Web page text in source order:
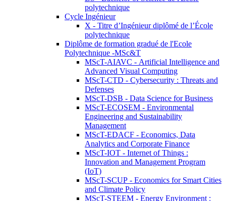
polytechnique
Cycle Ingénieur
X - Titre d’Ingénieur diplômé de l’École
polytechnique
Diplôme de formation gradué de l'Ecole
Polytechnique -MSc&T
MScT-AIAVC - Artificial Intelligence and
Advanced Visual Computing
MScT-CTD - Cybersecurity : Threats and
Defenses
MScT-DSB - Data Science for Business
MScT-ECOSEM - Environmental
Engineering and Sustainability
Management
MScT-EDACF - Economics, Data
Analytics and Corporate Finance
MScT-IOT - Internet of Things :
Innovation and Management Program
(IoT)
MScT-SCUP - Economics for Smart Cities
and Climate Policy
MScT-STEEM - Energy Environment :